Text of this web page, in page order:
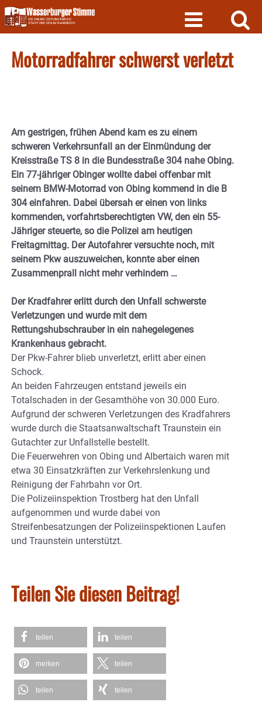
Skip
to
content
Motorradfahrer schwerst verletzt
Am gestrigen, frühen Abend kam es zu einem
schweren Verkehrsunfall an der Einmündung der
Kreisstraße TS 8 in die Bundesstraße 304 nahe Obing.
Ein 77-jähriger Obinger wollte dabei offenbar mit
seinem BMW-Motorrad von Obing kommend in die B
304 einfahren. Dabei übersah er einen von links
kommenden, vorfahrtsberechtigten VW, den ein 55-
Jähriger steuerte, so die Polizei am heutigen
Freitagmittag. Der Autofahrer versuchte noch, mit
seinem Pkw auszuweichen, konnte aber einen
Zusammenprall nicht mehr verhindern …
Der Kradfahrer erlitt durch den Unfall schwerste
Verletzungen und wurde mit dem
Rettungshubschrauber in ein nahegelegenes
Krankenhaus gebracht.
Der Pkw-Fahrer blieb unverletzt, erlitt aber einen
Schock.
An beiden Fahrzeugen entstand jeweils ein
Totalschaden in der Gesamthöhe von 30.000 Euro.
Aufgrund der schweren Verletzungen des Kradfahrers
wurde durch die Staatsanwaltschaft Traunstein ein
Gutachter zur Unfallstelle bestellt.
Die Feuerwehren von Obing und Albertaich waren mit
etwa 30 Einsatzkräften zur Verkehrslenkung und
Reinigung der Fahrbahn vor Ort.
Die Polizeiinspektion Trostberg hat den Unfall
aufgenommen und wurde dabei von
Streifenbesatzungen der Polizeiinspektionen Laufen
und Traunstein unterstützt.
Teilen Sie diesen Beitrag!
teilen teilen
merken teilen
teilen teilen